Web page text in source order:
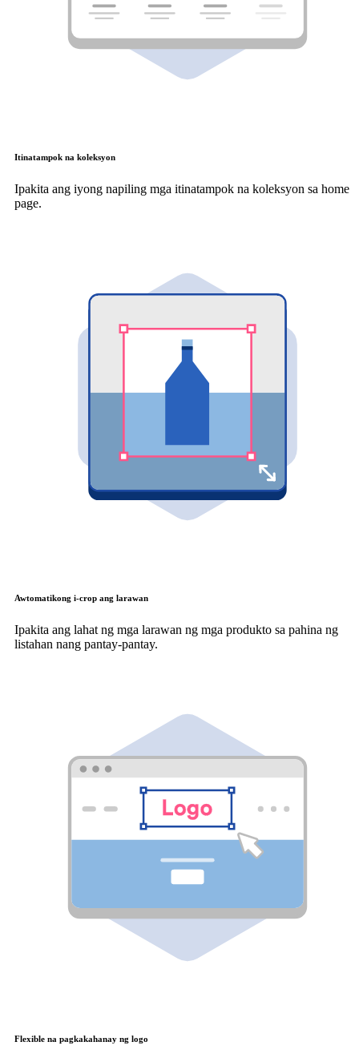
Itinatampok na koleksyon
Ipakita ang iyong napiling mga itinatampok na koleksyon sa home
page.
Awtomatikong i-crop ang larawan
Ipakita ang lahat ng mga larawan ng mga produkto sa pahina ng
listahan nang pantay-pantay.
Flexible na pagkakahanay ng logo